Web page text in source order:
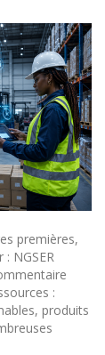
premières,
NGSER
:
produits